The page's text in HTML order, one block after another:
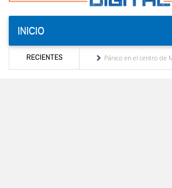
INICIO
RECIENTES
en la ULA
Pánico en el centro de Mérida por